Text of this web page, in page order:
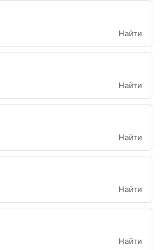
Найти
Найти
Найти
Найти
Найти